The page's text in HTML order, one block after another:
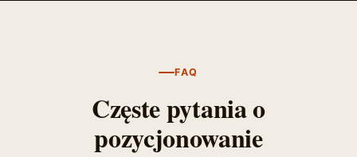
FAQ
Częste pytania o
pozycjonowanie